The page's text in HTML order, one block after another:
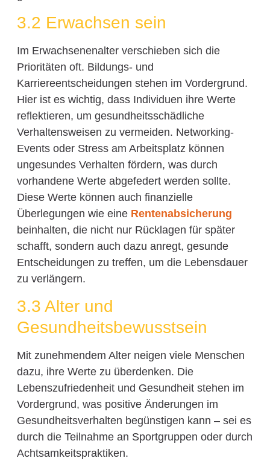
3.2 Erwachsen sein
Im Erwachsenenalter verschieben sich die
Prioritäten oft. Bildungs- und
Karriereentscheidungen stehen im Vordergrund.
Hier ist es wichtig, dass Individuen ihre Werte
reflektieren, um gesundheitsschädliche
Verhaltensweisen zu vermeiden. Networking-
Events oder Stress am Arbeitsplatz können
ungesundes Verhalten fördern, was durch
vorhandene Werte abgefedert werden sollte.
Diese Werte können auch finanzielle
Überlegungen wie eine Rentenabsicherung
beinhalten, die nicht nur Rücklagen für später
schafft, sondern auch dazu anregt, gesunde
Entscheidungen zu treffen, um die Lebensdauer
zu verlängern.
3.3 Alter und
Gesundheitsbewusstsein
Mit zunehmendem Alter neigen viele Menschen
dazu, ihre Werte zu überdenken. Die
Lebenszufriedenheit und Gesundheit stehen im
Vordergrund, was positive Änderungen im
Gesundheitsverhalten begünstigen kann – sei es
durch die Teilnahme an Sportgruppen oder durch
Achtsamkeitspraktiken.